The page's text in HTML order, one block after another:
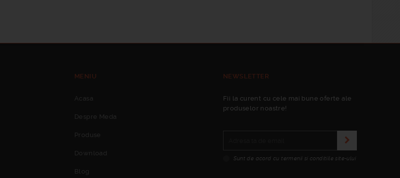
MENIU
Acasa
Despre Meda
Produse
Download
Blog
NEWSLETTER
Fii la curent cu cele mai bune oferte ale
produselor noastre!
Sunt de acord cu termenii si conditiile site-ului